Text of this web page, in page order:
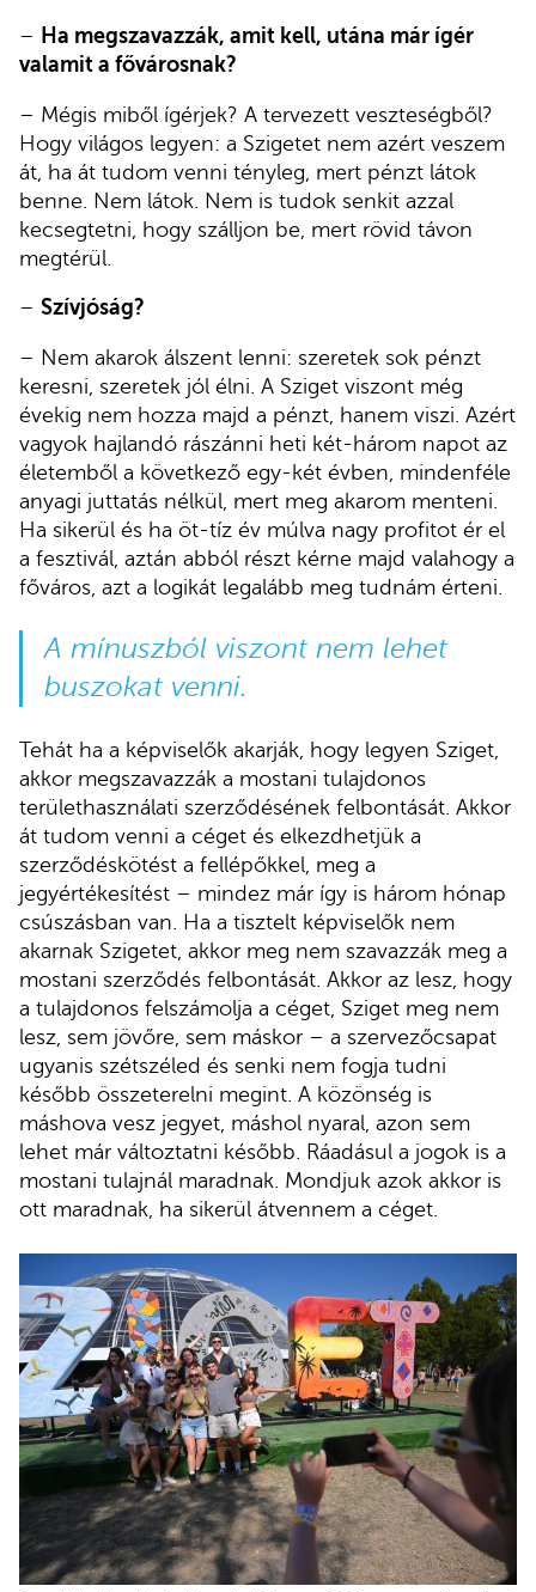
– Ha megszavazzák, amit kell, utána már ígér
valamit a fővárosnak?
– Mégis miből ígérjek? A tervezett veszteségből?
Hogy világos legyen: a Szigetet nem azért veszem
át, ha át tudom venni tényleg, mert pénzt látok
benne. Nem látok. Nem is tudok senkit azzal
kecsegtetni, hogy szálljon be, mert rövid távon
megtérül.
– Szívjóság?
– Nem akarok álszent lenni: szeretek sok pénzt
keresni, szeretek jól élni. A Sziget viszont még
évekig nem hozza majd a pénzt, hanem viszi. Azért
vagyok hajlandó rászánni heti két-három napot az
életemből a következő egy-két évben, mindenféle
anyagi juttatás nélkül, mert meg akarom menteni.
Ha sikerül és ha öt-tíz év múlva nagy profitot ér el
a fesztivál, aztán abból részt kérne majd valahogy a
főváros, azt a logikát legalább meg tudnám érteni.
A mínuszból viszont nem lehet
buszokat venni.
Tehát ha a képviselők akarják, hogy legyen Sziget,
akkor megszavazzák a mostani tulajdonos
területhasználati szerződésének felbontását. Akkor
át tudom venni a céget és elkezdhetjük a
szerződéskötést a fellépőkkel, meg a
jegyértékesítést – mindez már így is három hónap
csúszásban van. Ha a tisztelt képviselők nem
akarnak Szigetet, akkor meg nem szavazzák meg a
mostani szerződés felbontását. Akkor az lesz, hogy
a tulajdonos felszámolja a céget, Sziget meg nem
lesz, sem jövőre, sem máskor – a szervezőcsapat
ugyanis szétszéled és senki nem fogja tudni
később összeterelni megint. A közönség is
máshova vesz jegyet, máshol nyaral, azon sem
lehet már változtatni később. Ráadásul a jogok is a
mostani tulajnál maradnak. Mondjuk azok akkor is
ott maradnak, ha sikerül átvennem a céget.